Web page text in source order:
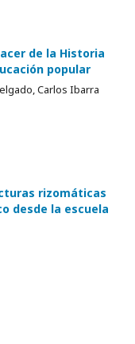
de la Historia
popular
Carlos Ibarra
rizomáticas
desde la escuela